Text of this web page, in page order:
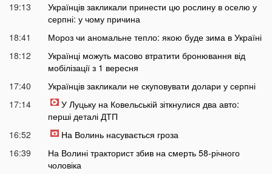
19:13
Українців закликали принести цю рослину в оселю у
серпні: у чому причина
18:41
Мороз чи аномальне тепло: якою буде зима в Україні
18:12
Українці можуть масово втратити бронювання від
мобілізації з 1 вересня
17:40
Українців закликали не скуповувати долари у серпні
17:14
У Луцьку на Ковельській зіткнулися два авто:
перші деталі ДТП
16:52
На Волинь насувається гроза
16:39
На Волині тракторист збив на смерть 58-річного
чоловіка